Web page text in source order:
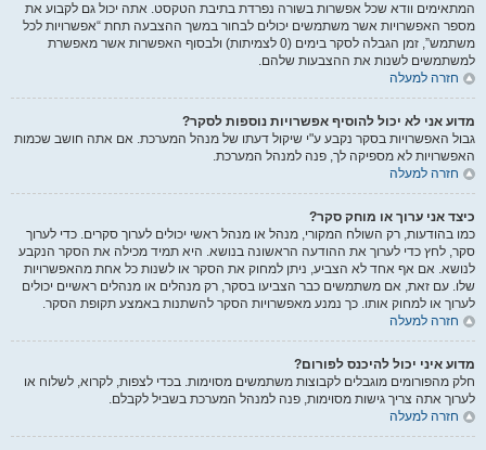
המתאימים וודא שכל אפשרות בשורה נפרדת בתיבת הטקסט. אתה יכול גם לקבוע את
מספר האפשרויות אשר משתמשים יכולים לבחור במשך ההצבעה תחת “אפשרויות לכל
משתמש”, זמן הגבלה לסקר בימים (0 לצמיתות) ולבסוף האפשרות אשר מאפשרת
למשתמשים לשנות את ההצבעות שלהם.
חזרה למעלה
מדוע אני לא יכול להוסיף אפשרויות נוספות לסקר?
גבול האפשרויות בסקר נקבע ע"י שיקול דעתו של מנהל המערכת. אם אתה חושב שכמות
האפשרויות לא מספיקה לך, פנה למנהל המערכת.
חזרה למעלה
כיצד אני ערוך או מוחק סקר?
כמו בהודעות, רק השולח המקורי, מנהל או מנהל ראשי יכולים לערוך סקרים. כדי לערוך
סקר, לחץ כדי לערוך את ההודעה הראשונה בנושא. היא תמיד מכילה את הסקר הנקבע
לנושא. אם אף אחד לא הצביע, ניתן למחוק את הסקר או לשנות כל אחת מהאפשרויות
שלו. עם זאת, אם משתמשים כבר הצביעו בסקר, רק מנהלים או מנהלים ראשיים יכולים
לערוך או למחוק אותו. כך נמנע מאפשרויות הסקר להשתנות באמצע תקופת הסקר.
חזרה למעלה
מדוע איני יכול להיכנס לפורום?
חלק מהפורומים מוגבלים לקבוצות משתמשים מסוימות. בכדי לצפות, לקרוא, לשלוח או
לערוך אתה צריך גישות מסוימות, פנה למנהל המערכת בשביל לקבלם.
חזרה למעלה